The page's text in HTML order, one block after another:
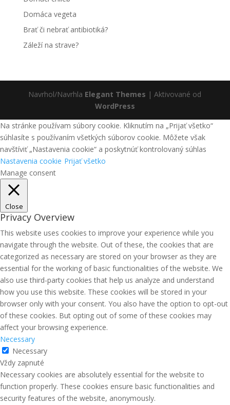
Domáca vegeta
Brať či nebrať antibiotiká?
Záleží na strave?
Navrhol/Navrhla Elegant Themes | Aktivované od
WordPress
Na stránke používam súbory cookie. Kliknutím na „Prijať všetko“
súhlasíte s používaním všetkých súborov cookie. Môžete však
navštíviť „Nastavenia cookie“ a poskytnúť kontrolovaný súhlas
Nastavenia cookie Prijať všetko
Manage consent
Close
Privacy Overview
This website uses cookies to improve your experience while you
navigate through the website. Out of these, the cookies that are
categorized as necessary are stored on your browser as they are
essential for the working of basic functionalities of the website. We
also use third-party cookies that help us analyze and understand
how you use this website. These cookies will be stored in your
browser only with your consent. You also have the option to opt-out
of these cookies. But opting out of some of these cookies may
affect your browsing experience.
Necessary
Necessary
Vždy zapnuté
Necessary cookies are absolutely essential for the website to
function properly. These cookies ensure basic functionalities and
security features of the website, anonymously.